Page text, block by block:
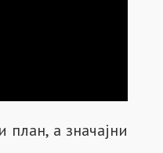
а значајни